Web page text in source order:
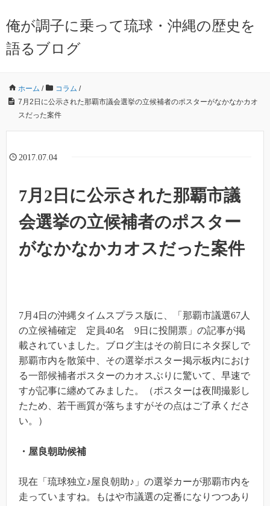
俺が調子に乗って琉球・沖縄の歴史を
語るブログ
ホーム / コラム /
7月2日に公示された那覇市議会選挙の立候補者のポスターがなかなかカオ
スだった案件
2017.07.04
7月2日に公示された那覇市議
会選挙の立候補者のポスター
がなかなかカオスだった案件
7月4日の沖縄タイムスプラス版に、「那覇市議選67人
の立候補確定 定員40名 9日に投開票」の記事が掲
載されていました。ブログ主はその前日にネタ探しで
那覇市内を散策中、その選挙ポスター掲示板内におけ
る一部候補者ポスターのカオスぶりに驚いて、早速で
すが記事に纏めてみました。（ポスターは夜間撮影し
たため、若干画質が落ちますがその点はご了承くださ
い。）
・屋良朝助候補
現在「琉球独立♪屋良朝助♪」の選挙カーが那覇市内を
走っていますね。もはや市議選の定番になりつつあり